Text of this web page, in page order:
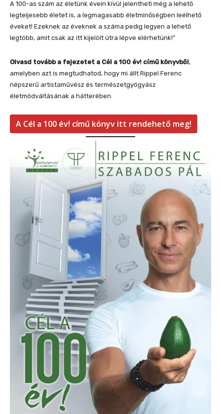
A 100-as szám az életünk évein kívül jelentheti még a lehető
legteljesebb életet is, a legmagasabb életminőségben leélhető
éveket! Ezeknek az éveknek a száma pedig legyen a lehető
legtöbb, amit csak az itt kijelölt útra lépve elérhetünk!”
Olvasd tovább a fejezetet a Cél a 100 év! című könyvből,
amelyben azt is megtudhatod, hogy mi állt Rippel Ferenc
népszerű artistaművész és természetgyógyász
életmódváltásának a hátterében.
A Cél a 100 év! című könyv itt rendehető meg!